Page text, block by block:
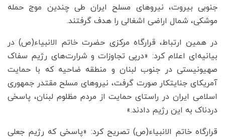
جنوبی بیروت، نیروهای مسلح ایران طی چندین موج حمله
موشکی، شمال اراضی اشغالی را هدف گرفتند.
در همین ارتباط، قرارگاه مرکزی حضرت خاتم الانبیاء(ص) در
بیانیه‌ای اعلام کرد: «درپی تجاوزات و شرارت‌های رژیم سفاک
صهیونیستی در جنوب لبنان و منطقه ضاحیه که با حمایت
آمریکای جنایتکار صورت گرفت، نیروهای مسلح مقتدر جمهوری
اسلامی ایران در راستای حمایت از مردم مظلوم لبنان، پاسخی
دردناک به این رژیم دادند.»
قرارگاه خاتم الانبیاء(ص) تصریح کرد: «پاسخی که رژیم جعلی